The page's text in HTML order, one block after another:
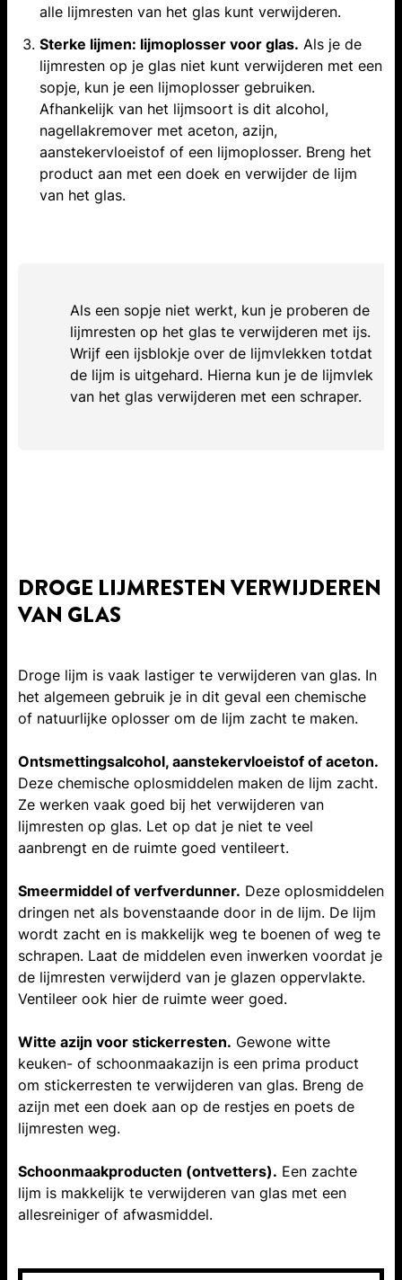
alle lijmresten van het glas kunt verwijderen.
Sterke lijmen: lijmoplosser voor glas. Als je de
lijmresten op je glas niet kunt verwijderen met een
sopje, kun je een lijmoplosser gebruiken.
Afhankelijk van het lijmsoort is dit alcohol,
nagellakremover met aceton, azijn,
aanstekervloeistof of een lijmoplosser. Breng het
product aan met een doek en verwijder de lijm
van het glas.
Als een sopje niet werkt, kun je proberen de
lijmresten op het glas te verwijderen met ijs.
Wrijf een ijsblokje over de lijmvlekken totdat
de lijm is uitgehard. Hierna kun je de lijmvlek
van het glas verwijderen met een schraper.
DROGE LIJMRESTEN VERWIJDEREN
VAN GLAS
Droge lijm is vaak lastiger te verwijderen van glas. In
het algemeen gebruik je in dit geval een chemische
of natuurlijke oplosser om de lijm zacht te maken.
Ontsmettingsalcohol, aanstekervloeistof of aceton.
Deze chemische oplosmiddelen maken de lijm zacht.
Ze werken vaak goed bij het verwijderen van
lijmresten op glas. Let op dat je niet te veel
aanbrengt en de ruimte goed ventileert.
Smeermiddel of verfverdunner. Deze oplosmiddelen
dringen net als bovenstaande door in de lijm. De lijm
wordt zacht en is makkelijk weg te boenen of weg te
schrapen. Laat de middelen even inwerken voordat je
de lijmresten verwijderd van je glazen oppervlakte.
Ventileer ook hier de ruimte weer goed.
Witte azijn voor stickerresten. Gewone witte
keuken- of schoonmaakazijn is een prima product
om stickerresten te verwijderen van glas. Breng de
azijn met een doek aan op de restjes en poets de
lijmresten weg.
Schoonmaakproducten (ontvetters). Een zachte
lijm is makkelijk te verwijderen van glas met een
allesreiniger of afwasmiddel.